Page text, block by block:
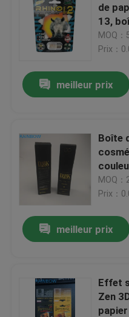
À propos de nous
Les affaires
Demandez un devis
Empaquetage de
Emballage de poche
de
13,
cartes
MOQ：
Prix：
meilleur prix
Boîte
de
MOQ
Prix：
meilleur prix
Effet
Zen